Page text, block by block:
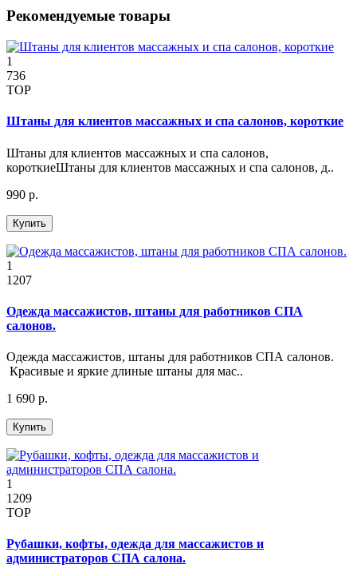
Рекомендуемые товары
1
736
TOP
Штаны для клиентов массажных и спа салонов, короткие
Штаны для клиентов массажных и спа салонов,
короткиеШтаны для клиентов массажных и спа салонов, д..
990 р.
Купить
1
1207
Одежда массажистов, штаны для работников СПА
салонов.
Одежда массажистов, штаны для работников СПА салонов.
Красивые и яркие длиные штаны для мас..
1 690 р.
Купить
1
1209
TOP
Рубашки, кофты, одежда для массажистов и
администраторов СПА салона.